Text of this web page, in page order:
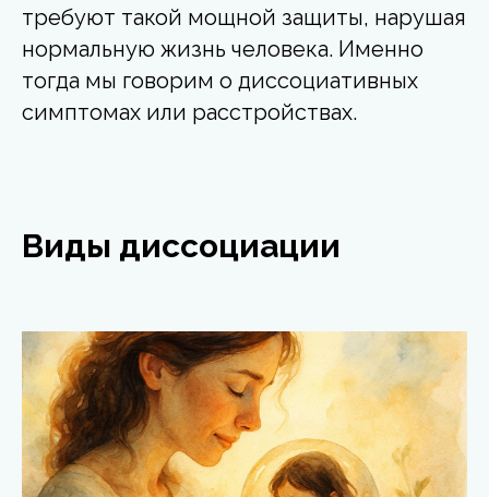
требуют такой мощной защиты, нарушая
нормальную жизнь человека. Именно
тогда мы говорим о диссоциативных
симптомах или расстройствах.
Виды диссоциации